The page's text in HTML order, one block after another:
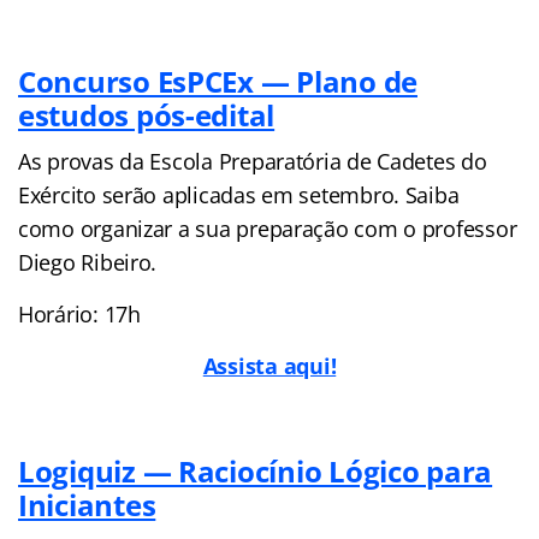
Concurso EsPCEx — Plano de
estudos pós-edital
As provas da Escola Preparatória de Cadetes do
Exército serão aplicadas em setembro. Saiba
como organizar a sua preparação com o professor
Diego Ribeiro.
Horário: 17h
Assista aqui!
Logiquiz — Raciocínio Lógico para
Iniciantes